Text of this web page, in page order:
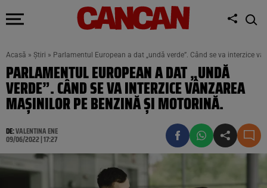
Acasă » Știri » Parlamentul European a dat „undă verde”. Când se va interzice
PARLAMENTUL EUROPEAN A DAT „UNDĂ
VERDE”. CÂND SE VA INTERZICE VÂNZAREA
MAȘINILOR PE BENZINĂ ȘI MOTORINĂ.
DE:VALENTINA ENE
09/06/2022 | 17:27